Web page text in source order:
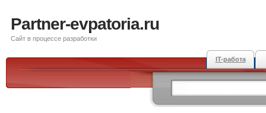
Partner-evpatoria.ru
Сайт в процессе разработки
IT-работа